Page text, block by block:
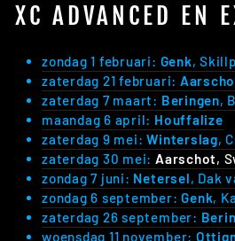
XC ADVANCED EN
zondag 1 februari: Genk,
zaterdag 21 februari:
zaterdag 7 maart: Beringen,
maandag 6 april: Houffalize
zaterdag 9 mei:Winterslag,
zaterdag 30 mei: Aarschot,
zondag 7 juni: Netersel, Dak
zondag 6 september:Genk,
zaterdag 26 september:
woensdag 11 november: